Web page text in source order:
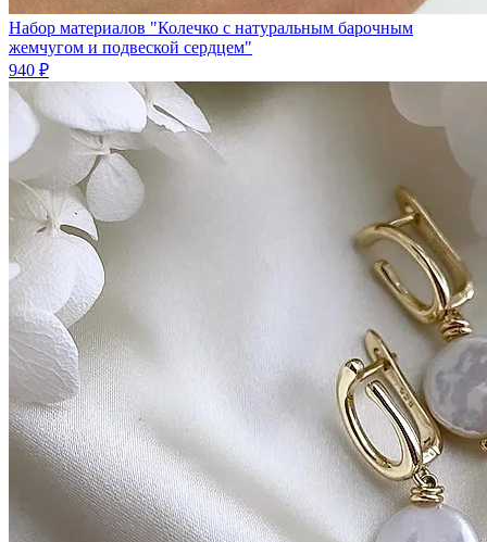
Набор материалов "Колечко с натуральным барочным
жемчугом и подвеской сердцем"
940 ₽